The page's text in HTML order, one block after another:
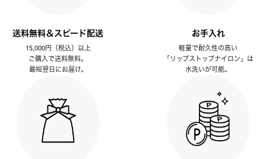
送料無料＆スピード配送
15,000円（税込）以上
ご購入で送料無料。
最短翌日にお届け。
お手入れ
軽量で耐久性の高い
「リップストップナイロン」は
水洗いが可能。